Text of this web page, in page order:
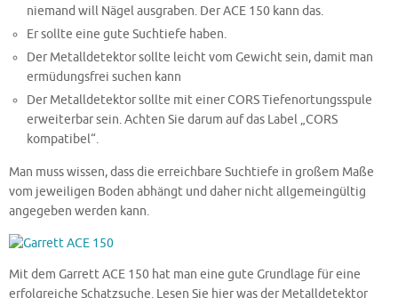
niemand will Nägel ausgraben. Der ACE 150 kann das.
Er sollte eine gute Suchtiefe haben.
Der Metalldetektor sollte leicht vom Gewicht sein, damit man
ermüdungsfrei suchen kann
Der Metalldetektor sollte mit einer CORS Tiefenortungsspule
erweiterbar sein. Achten Sie darum auf das Label „CORS
kompatibel“.
Man muss wissen, dass die erreichbare Suchtiefe in großem Maße
vom jeweiligen Boden abhängt und daher nicht allgemeingültig
angegeben werden kann.
Mit dem Garrett ACE 150 hat man eine gute Grundlage für eine
erfolgreiche Schatzsuche. Lesen Sie hier was der Metalldetektor